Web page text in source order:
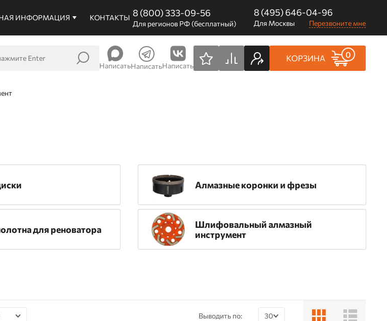
ИНФОРМАЦИЯ КОНТАКТЫ 8 (800) 333-09-56
Для регионов РФ (бесплатный)
8 (495) 646-04-96
Для Москвы Перезвоните мне
НаписатьНаписатьНаписать
КОРЗИНА 0
Алмазные коронки и фрезы
для реноватора
Шлифовальный алмазный
инструмент
Выводить по:
30